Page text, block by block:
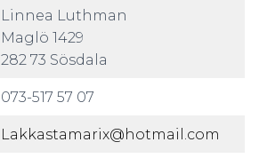
Linnea Luthman
Maglö 1429
282 73 Sösdala
073-517 57 07
Lakkastamarix@hotmail.com